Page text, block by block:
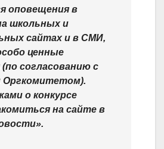
оповещения в
школьных и
сайтах и в СМИ,
ценные
согласованию с
Оргкомитетом).
о конкурсе
на сайте в